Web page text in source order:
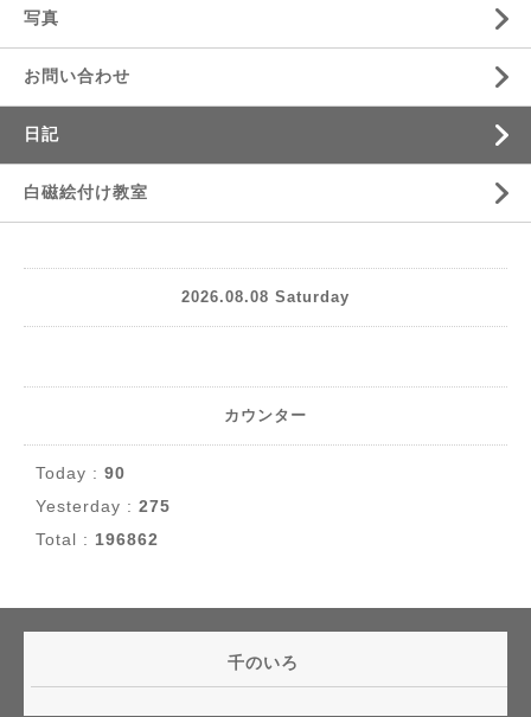
写真
お問い合わせ
日記
白磁絵付け教室
2026.08.08 Saturday
カウンター
Today : 90
Yesterday : 275
Total : 196862
千のいろ